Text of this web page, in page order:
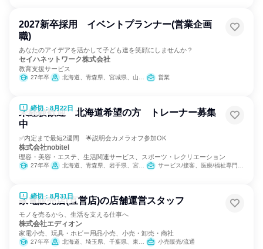
2027新卒採用 イベントプランナー(営業企画
職)
あなたのアイデアを活かして子ども達を笑顔にしませんか？
セイハネットワーク株式会社
教育支援サービス
27年卒 北海道、青森県、宮城県、山形県、福島県、茨城県、群馬県、埼玉県、千葉県、東京都、神奈川県、新潟県、富山県、石川県、福井県、山梨県、長野県、岐阜県、静岡県、愛知県、三重県、滋賀県、京都府、大阪府、兵庫県、奈良県、和歌山県 営業
締切：8月22日
未経験歓迎 北海道希望の方 トレーナー募集
中
✅内定まで最短2週間 🌟説明会カメラオフ参加OK
株式会社nobitel
理容・美容・エステ、生活関連サービス、スポーツ・レクリエーション
27年卒 北海道、青森県、岩手県、宮城県、秋田県、山形県、福島県、茨城県、栃木県、群馬県、埼玉県、千葉県、東京都、神奈川県、新潟県、富山県、石川県、福井県、山梨県、長野県、岐阜県、静岡県、愛知県、三重県、滋賀県、京都府、大阪府、兵庫県、奈良県、和歌山県、鳥取県、島根県、岡山県、広島県、山口県、徳島県、香川県、愛媛県、高知県、福岡県、佐賀県、長崎県、熊本県、大分県、宮崎県、鹿児島県、沖縄県 サービス/接客、医療/福祉専門職、教育/保育専門職、小売販売/流通
締切：8月31日
家電販売店(直営店)の店舗運営スタッフ
モノを売るから、生活を支える仕事へ
株式会社エディオン
家電小売、玩具・ホビー用品小売、小売・卸売・商社
27年卒 北海道、埼玉県、千葉県、東京都、神奈川県、富山県、石川県、福井県、長野県、岐阜県、静岡県、愛知県、三重県、滋賀県、京都府、大阪府、兵庫県、奈良県、和歌山県、鳥取県、島根県、岡山県、広島県、山口県、徳島県、香川県、愛媛県、福岡県、佐賀県、長崎県、熊本県、大分県、宮崎県、鹿児島県 小売販売/流通